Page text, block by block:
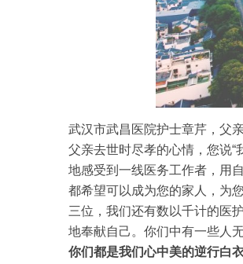
武汉市武昌医院护士章芹，父
父亲去世时尽孝的心情，您说“
地感受到一线医务工作者，用
都希望可以成为您的家人，为
三位，我们还有数以千计的医
地奉献自己。你们中有一些人
你们都是我们心中美的逆行白